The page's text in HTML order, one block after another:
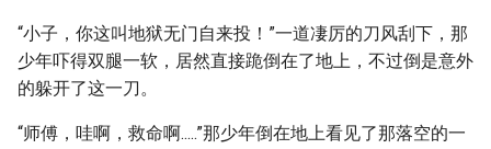
“小子，你这叫地狱无门自来投！”一道凄厉的刀风刮下，那
少年吓得双腿一软，居然直接跪倒在了地上，不过倒是意外
的躲开了这一刀。
“师傅，哇啊，救命啊.....”那少年倒在地上看见了那落空的一